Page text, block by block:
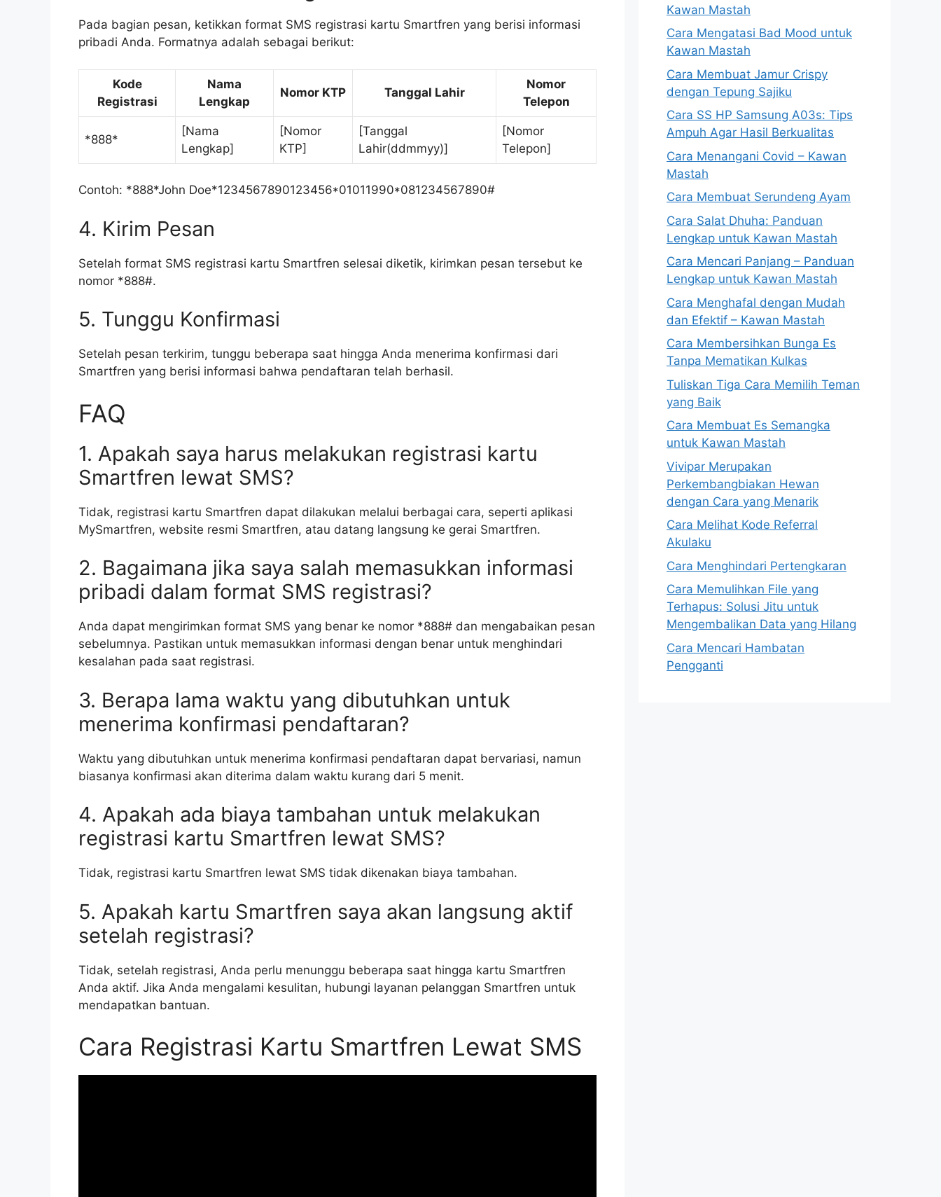
Pada bagian pesan, ketikkan format SMS registrasi kartu Smartfren yang berisi informasi
pribadi Anda. Formatnya adalah sebagai berikut:
Kode
Registrasi
Nama
Lengkap
Nomor KTP Tanggal Lahir
Nomor
Telepon
*888*
[Nama
Lengkap]
[Nomor
KTP]
[Tanggal
Lahir(ddmmyy)]
[Nomor
Telepon]
Contoh: *888*John Doe*1234567890123456*01011990*081234567890#
4. Kirim Pesan
Setelah format SMS registrasi kartu Smartfren selesai diketik, kirimkan pesan tersebut ke
nomor *888#.
5. Tunggu Konfirmasi
Setelah pesan terkirim, tunggu beberapa saat hingga Anda menerima konfirmasi dari
Smartfren yang berisi informasi bahwa pendaftaran telah berhasil.
FAQ
1. Apakah saya harus melakukan registrasi kartu
Smartfren lewat SMS?
Tidak, registrasi kartu Smartfren dapat dilakukan melalui berbagai cara, seperti aplikasi
MySmartfren, website resmi Smartfren, atau datang langsung ke gerai Smartfren.
2. Bagaimana jika saya salah memasukkan informasi
pribadi dalam format SMS registrasi?
Anda dapat mengirimkan format SMS yang benar ke nomor *888# dan mengabaikan pesan
sebelumnya. Pastikan untuk memasukkan informasi dengan benar untuk menghindari
kesalahan pada saat registrasi.
3. Berapa lama waktu yang dibutuhkan untuk
menerima konfirmasi pendaftaran?
Waktu yang dibutuhkan untuk menerima konfirmasi pendaftaran dapat bervariasi, namun
biasanya konfirmasi akan diterima dalam waktu kurang dari 5 menit.
4. Apakah ada biaya tambahan untuk melakukan
registrasi kartu Smartfren lewat SMS?
Tidak, registrasi kartu Smartfren lewat SMS tidak dikenakan biaya tambahan.
5. Apakah kartu Smartfren saya akan langsung aktif
setelah registrasi?
Tidak, setelah registrasi, Anda perlu menunggu beberapa saat hingga kartu Smartfren
Anda aktif. Jika Anda mengalami kesulitan, hubungi layanan pelanggan Smartfren untuk
mendapatkan bantuan.
Cara Registrasi Kartu Smartfren Lewat SMS
Kawan Mastah
Cara Mengatasi Bad Mood untuk
Kawan Mastah
Cara Membuat Jamur Crispy
dengan Tepung Sajiku
Cara SS HP Samsung A03s: Tips
Ampuh Agar Hasil Berkualitas
Cara Menangani Covid – Kawan
Mastah
Cara Membuat Serundeng Ayam
Cara Salat Dhuha: Panduan
Lengkap untuk Kawan Mastah
Cara Mencari Panjang – Panduan
Lengkap untuk Kawan Mastah
Cara Menghafal dengan Mudah
dan Efektif – Kawan Mastah
Cara Membersihkan Bunga Es
Tanpa Mematikan Kulkas
Tuliskan Tiga Cara Memilih Teman
yang Baik
Cara Membuat Es Semangka
untuk Kawan Mastah
Vivipar Merupakan
Perkembangbiakan Hewan
dengan Cara yang Menarik
Cara Melihat Kode Referral
Akulaku
Cara Menghindari Pertengkaran
Cara Memulihkan File yang
Terhapus: Solusi Jitu untuk
Mengembalikan Data yang Hilang
Cara Mencari Hambatan
Pengganti